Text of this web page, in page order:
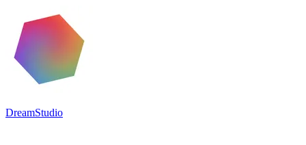
DreamStudio